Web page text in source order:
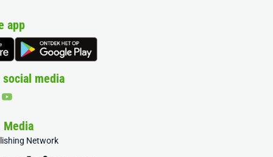
app
media
Media
Network